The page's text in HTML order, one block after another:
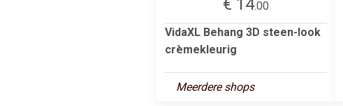
.00
VidaXL Behang 3D steen-look
crèmekleurig
Meerdere shops